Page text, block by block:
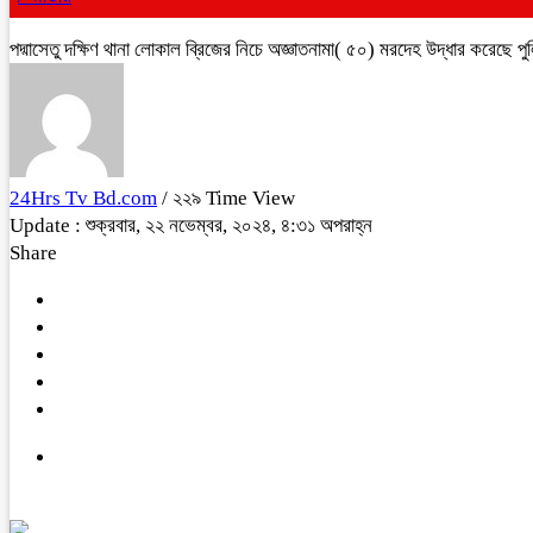
পদ্মাসেতু দক্ষিণ থানা লোকাল ব্রিজের নিচে অজ্ঞাতনামা( ৫০) মরদেহ উদ্ধার করেছে
24Hrs Tv Bd.com / ২২৯ Time View
Update : শুক্রবার, ২২ নভেম্বর, ২০২৪, ৪:৩১ অপরাহ্ন
Share